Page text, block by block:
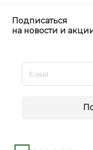
Подписаться
на новости и